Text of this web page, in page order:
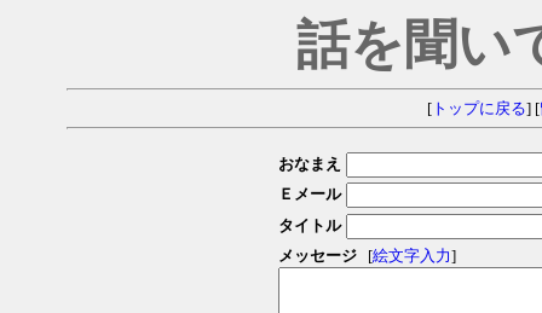
話を聞い
[トップに戻る] [
おなまえ
Ｅメール
タイトル
メッセージ
[絵文字入力]